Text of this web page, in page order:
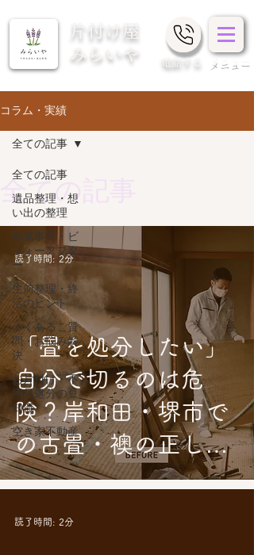
片付け屋
みらいや
​電話する メニュー
コラム・実績
全ての記事
遺品整理・想
い出の整理
作業事例・ビ
フォーアフタ
ー
生前整理・終
活のヒント
よくあるご質
問・お悩み解
決
お片付け・不
用品処分の豆
知識
空き家不動産
全ての記事
全ての記事
「畳を処分したい」
自分で切るのは危
険？岸和田・堺市で
の古畳・襖の正しい
捨て方と、寿命のサ
読了時間: 2分
読了時間: 2分